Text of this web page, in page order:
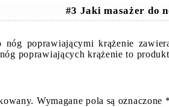
#3 Jaki masażer do
nóg poprawiającymi krążenie
poprawiających krążenie to
Wymagane pola są oznaczone *